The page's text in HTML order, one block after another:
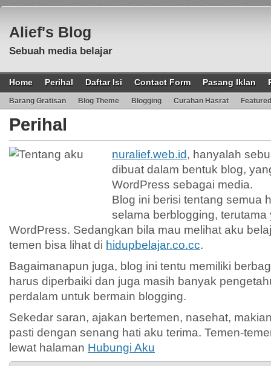
Alief's Blog
Sebuah media belajar
Home Perihal Daftar Isi Contact Form Pasang Iklan
Barang Gratisan Blog Theme Blogging Curahan Hasrat Featured
Perihal
nuralief.web.id, hanyalah
dibuat dalam bentuk blog,
WordPress sebagai media.
Blog ini berisi tentang semua
selama berblogging,
WordPress. Sedangkan bila mau melihat aku
temen bisa lihat di hidupbelajar.co.cc.
Bagaimanapun juga, blog ini tentu memiliki
harus diperbaiki dan juga masih banyak
perdalam untuk bermain blogging.
Sekedar saran, ajakan bertemen, nasehat,
pasti dengan senang hati aku terima. Temen-
lewat halaman Hubungi Aku